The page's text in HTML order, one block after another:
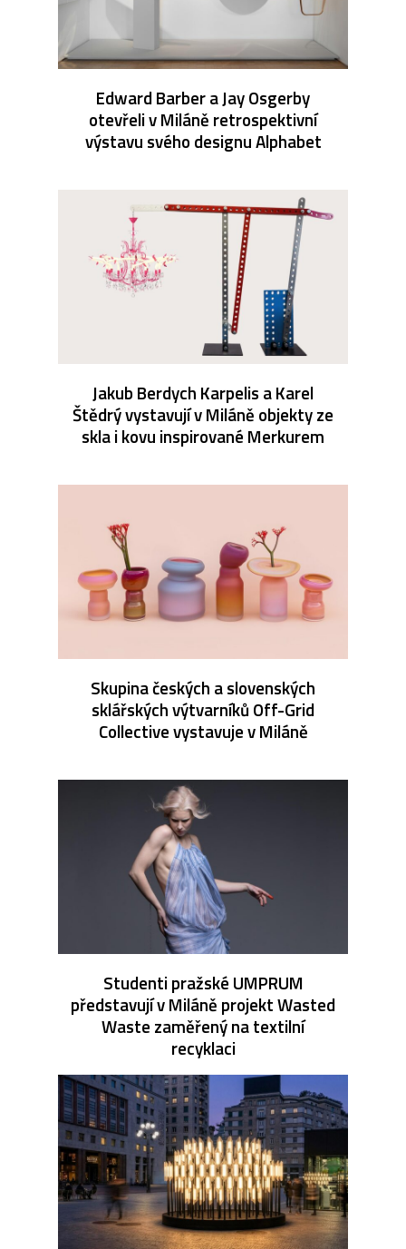
Edward Barber a Jay Osgerby
otevřeli v Miláně retrospektivní
výstavu svého designu Alphabet
Jakub Berdych Karpelis a Karel
Štědrý vystavují v Miláně objekty ze
skla i kovu inspirované Merkurem
Skupina českých a slovenských
sklářských výtvarníků Off-Grid
Collective vystavuje v Miláně
Studenti pražské UMPRUM
představují v Miláně projekt Wasted
Waste zaměřený na textilní
recyklaci